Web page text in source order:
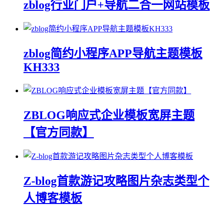
zblog行业门户+导航二合一网站模板
zblog简约小程序APP导航主题模板
KH333
ZBLOG响应式企业模板宽屏主题
【官方同款】
Z-blog首款游记攻略图片杂志类型个
人博客模板